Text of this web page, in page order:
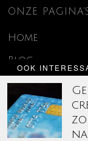
OOK
ONZE
Home
Blog
Contact
Disclaimer
Over ons